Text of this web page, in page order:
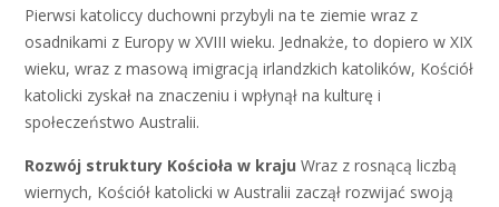
Pierwsi katoliccy duchowni przybyli na te ziemie wraz z
osadnikami z Europy w XVIII wieku. Jednakże, to dopiero w XIX
wieku, wraz z masową imigracją irlandzkich katolików, Kościół
katolicki zyskał na znaczeniu i wpłynął na kulturę i
społeczeństwo Australii.
Rozwój struktury Kościoła w kraju Wraz z rosnącą liczbą
wiernych, Kościół katolicki w Australii zaczął rozwijać swoją